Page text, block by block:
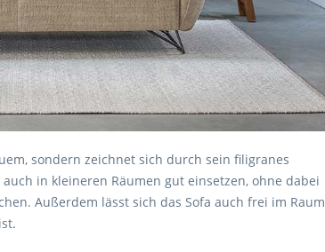
sondern zeichnet sich durch sein filigranes
in kleineren Räumen gut einsetzen, ohne dabei
Außerdem lässt sich das Sofa auch frei im Raum